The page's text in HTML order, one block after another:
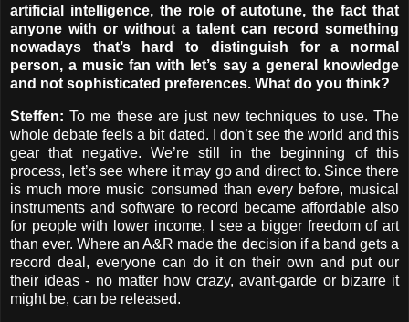
artificial intelligence, the role of autotune, the fact that
anyone with or without a talent can record something
nowadays that’s hard to distinguish for a normal
person, a music fan with let’s say a general knowledge
and not sophisticated preferences. What do you think?
Steffen:To me these are just new techniques to use. The
whole debate feels a bit dated. I don’t see the world and this
gear that negative. We’re still in the beginning of this
process, let’s see where it may go and direct to. Since there
is much more music consumed than every before, musical
instruments and software to record became affordable also
for people with lower income, I see a bigger freedom of art
than ever. Where an A&R made the decision if a band gets a
record deal, everyone can do it on their own and put our
their ideas - no matter how crazy, avant-garde or bizarre it
might be, can be released.